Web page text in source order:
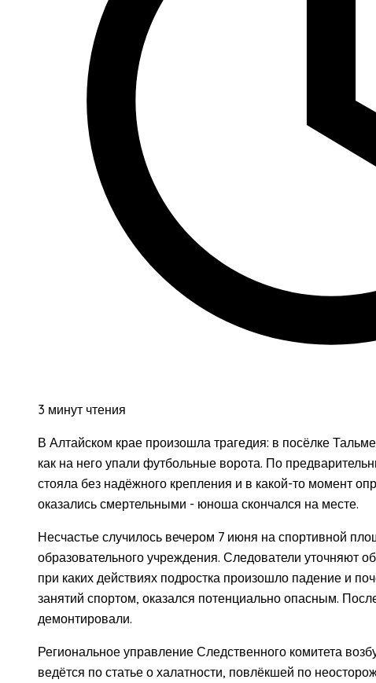
3 минут чтения
В Алтайском крае произошла трагедия: в посёлке
как на него упали футбольные ворота. По
стояла без надёжного крепления и в какой-то момент
оказались смертельными - юноша скончался на месте.
Несчастье случилось вечером 7 июня на спортивной
образовательного учреждения. Следователи уточняют
при каких действиях подростка произошло падение и
занятий спортом, оказался потенциально опасным.
демонтировали.
Региональное управление Следственного комитета
ведётся по статье о халатности, повлёкшей по